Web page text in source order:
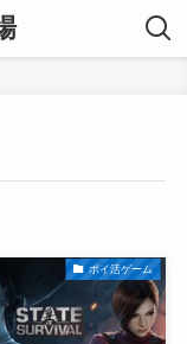
ポイ活ゲーム